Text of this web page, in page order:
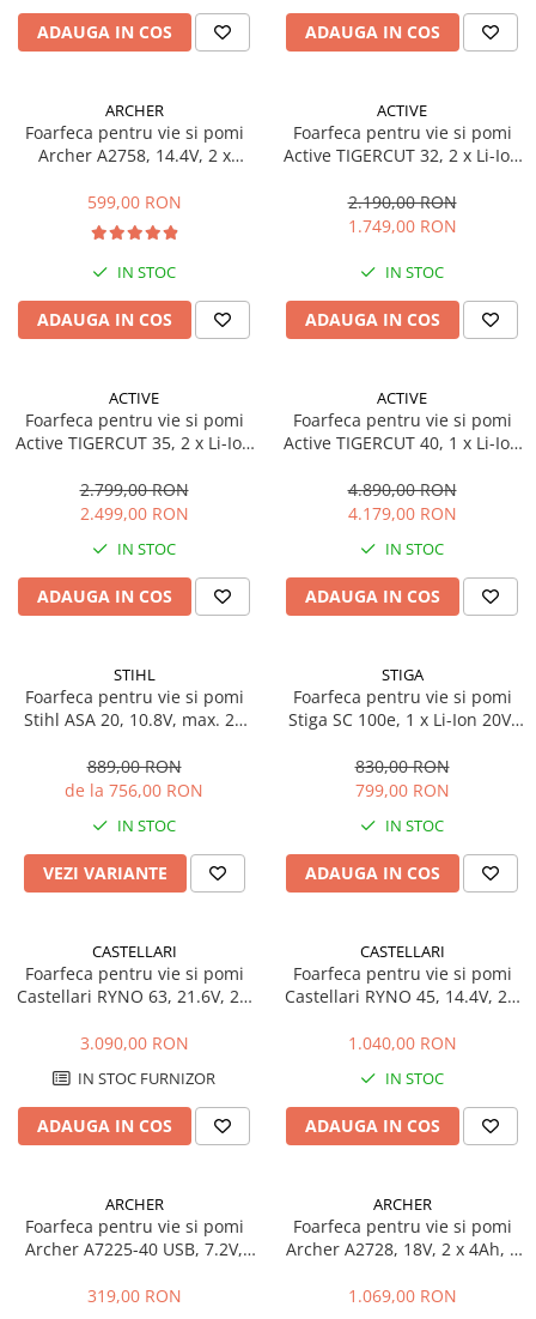
ADAUGA IN COS ADAUGA IN COS
ARCHER
Foarfeca pentru vie si pomi
Archer A2758, 14.4V, 2 x
& 25 mm)
599,00 RON
IN STOC
ADAUGA IN COS
ACTIVE
Foarfeca pentru vie si pomi
Active TIGERCUT 32, 2 x Li-Ion
2.190,00 RON
1.749,00 RON
IN STOC
ADAUGA IN COS
ACTIVE
Foarfeca pentru vie si pomi
Active TIGERCUT 35, 2 x Li-Ion
2.799,00 RON
2.499,00 RON
IN STOC
ADAUGA IN COS
ACTIVE
Foarfeca pentru vie si pomi
Active TIGERCUT 40, 1 x Li-Ion
4.890,00 RON
4.179,00 RON
IN STOC
ADAUGA IN COS
STIHL
Foarfeca pentru vie si pomi
Stihl ASA 20, 10.8V, max. 25
889,00 RON
de la 756,00 RON
IN STOC
VEZI VARIANTE
STIGA
Foarfeca pentru vie si pomi
Stiga SC 100e, 1 x Li-Ion 20V,
830,00 RON
799,00 RON
IN STOC
ADAUGA IN COS
CASTELLARI
Foarfeca pentru vie si pomi
Castellari RYNO 63, 21.6V, 2 x
3.090,00 RON
IN STOC FURNIZOR
ADAUGA IN COS
CASTELLARI
Foarfeca pentru vie si pomi
Castellari RYNO 45, 14.4V, 2 x
1.040,00 RON
IN STOC
ADAUGA IN COS
ARCHER
Foarfeca pentru vie si pomi
Archer A7225-40 USB, 7.2V,
20 & 15 mm)
319,00 RON
ARCHER
Foarfeca pentru vie si pomi
Archer A2728, 18V, 2 x 4Ah, 2
mm)
1.069,00 RON